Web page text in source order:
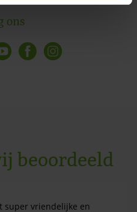
ons
beoordeeld
super vriendelijke en